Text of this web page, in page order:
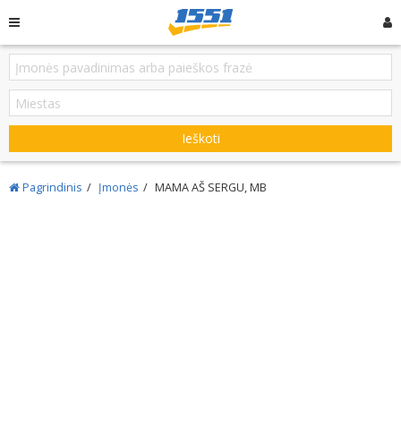
Ieškoti
Pagrindinis Įmonės MAMA AŠ SERGU, MB